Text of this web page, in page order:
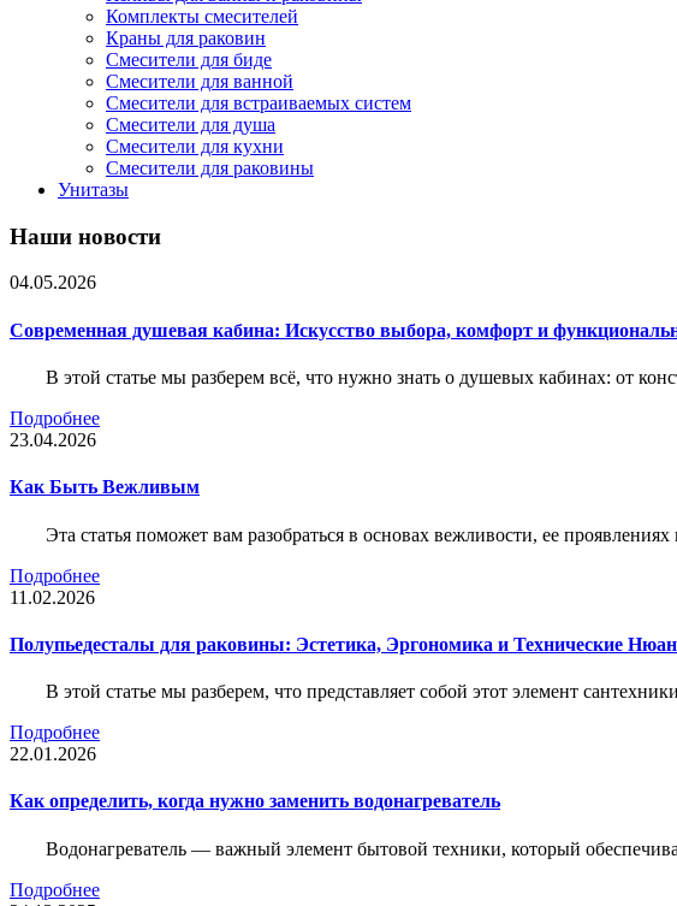
Комплекты смесителей
Краны для раковин
Смесители для биде
Смесители для ванной
Смесители для встраиваемых систем
Смесители для душа
Смесители для кухни
Смесители для раковины
Унитазы
Наши новости
04.05.2026
Современная душевая кабина: Искусство выбора, комфорт и
В этой статье мы разберем всё, что нужно знать о душевых кабинах: от
Подробнее
23.04.2026
Как Быть Вежливым
Эта статья поможет вам разобраться в основах вежливости, ее
Подробнее
11.02.2026
Полупьедесталы для раковины: Эстетика, Эргономика и Технические
В этой статье мы разберем, что представляет собой этот элемент
Подробнее
22.01.2026
Как определить, когда нужно заменить водонагреватель
Водонагреватель — важный элемент бытовой техники, который
Подробнее